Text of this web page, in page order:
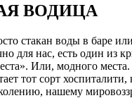
ВОДИЦА
стакан воды в баре
для нас, есть один из
Или, модного
тот сорт
нашему